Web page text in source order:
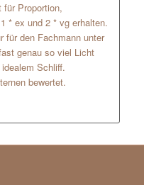
Proportion,
* ex und 2 * vg erhalten.
für den Fachmann unter
genau so viel Licht
Schliff.
bewertet.